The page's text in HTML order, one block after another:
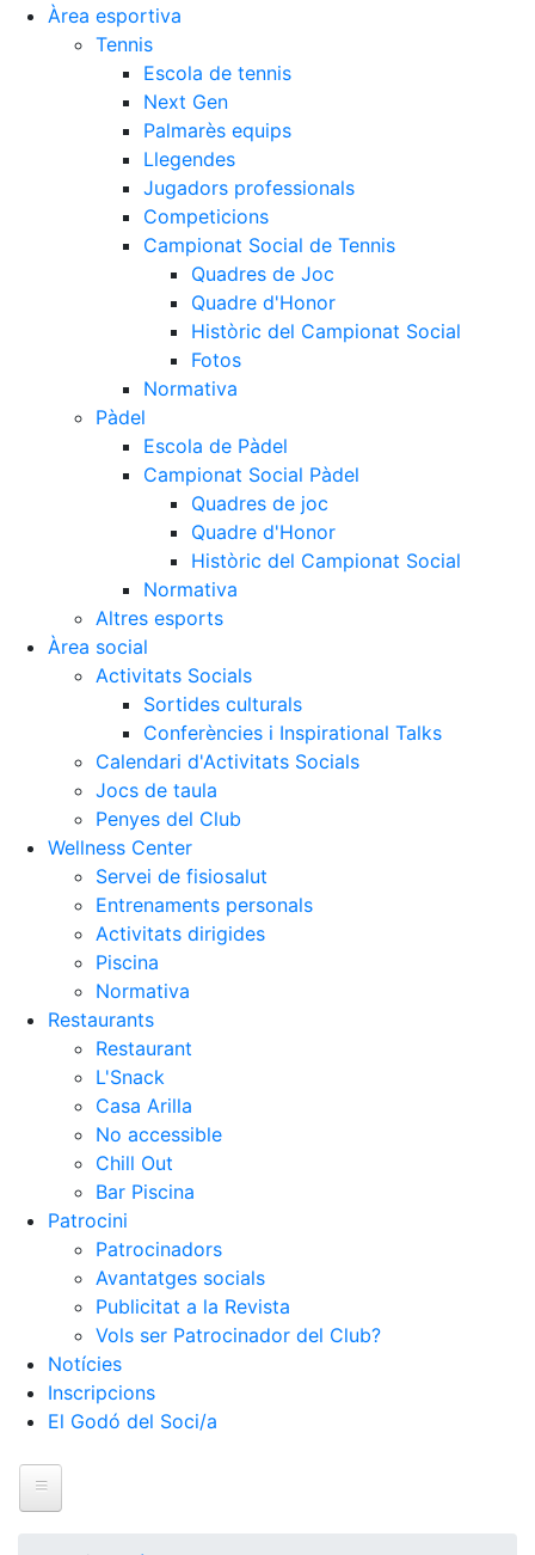
Àrea esportiva
Tennis
Escola de tennis
Next Gen
Palmarès equips
Llegendes
Jugadors professionals
Competicions
Campionat Social de Tennis
Quadres de Joc
Quadre d'Honor
Històric del Campionat Social
Fotos
Normativa
Pàdel
Escola de Pàdel
Campionat Social Pàdel
Quadres de joc
Quadre d'Honor
Històric del Campionat Social
Normativa
Altres esports
Àrea social
Activitats Socials
Sortides culturals
Conferències i Inspirational Talks
Calendari d'Activitats Socials
Jocs de taula
Penyes del Club
Wellness Center
Servei de fisiosalut
Entrenaments personals
Activitats dirigides
Piscina
Normativa
Restaurants
Restaurant
L'Snack
Casa Arilla
No accessible
Chill Out
Bar Piscina
Patrocini
Patrocinadors
Avantatges socials
Publicitat a la Revista
Vols ser Patrocinador del Club?
Notícies
Inscripcions
El Godó del Soci/a